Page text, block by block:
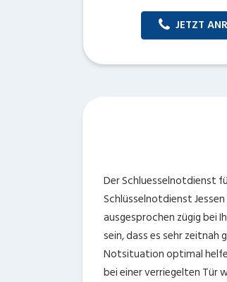
JETZT
Der Schluesselnotdienst
Schlüsselnotdienst
ausgesprochen zügig bei
sein, dass es sehr zeitnah
Notsituation optimal
bei einer verriegelten Tür